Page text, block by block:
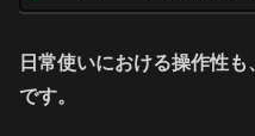
日常使いにおける操作性
です。